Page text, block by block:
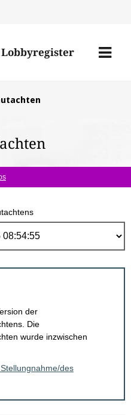
Lobbyregister
Menü
der
Die
wurde inzwischen
des